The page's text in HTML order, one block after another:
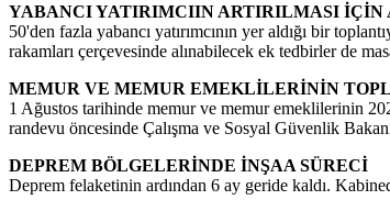
YABANCI YATIRIMCIIN ARTIRILMASI
50'den fazla yabancı yatırımcının yer aldığı bir
rakamları çerçevesinde alınabilecek ek tedbirler de
MEMUR VE MEMUR EMEKLİLERİNİN
1 Ağustos tarihinde memur ve memur emeklilerinin
randevu öncesinde Çalışma ve Sosyal Güvenlik
DEPREM BÖLGELERİNDE İNŞAA SÜRECİ
Deprem felaketinin ardından 6 ay geride kaldı.